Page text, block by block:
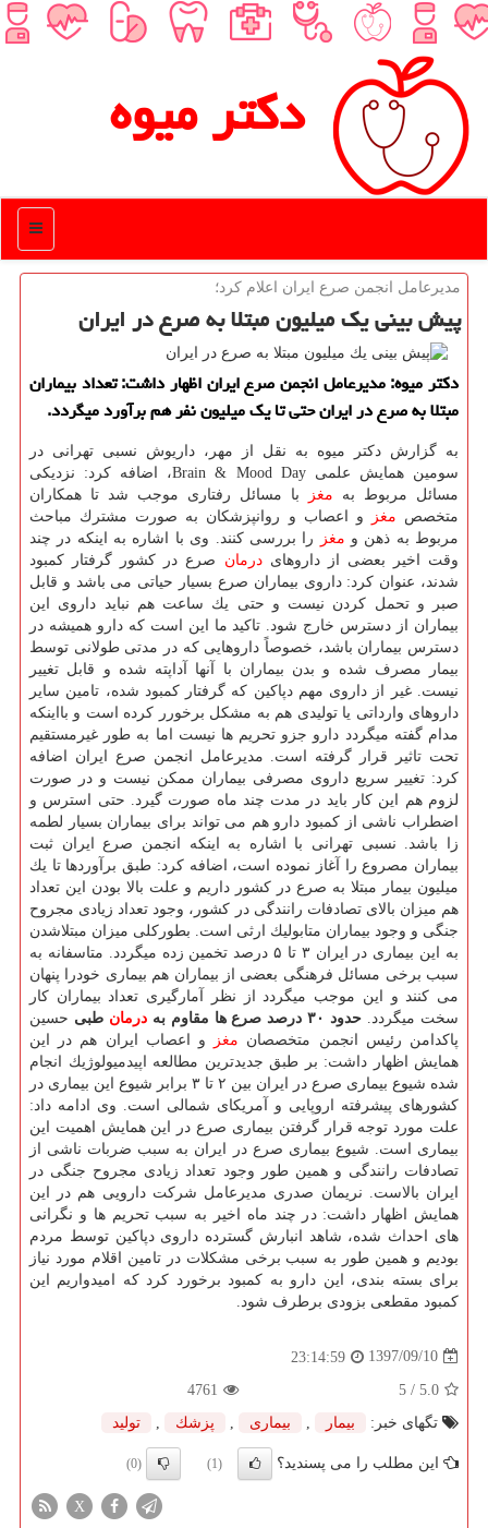
دكتر میوه
منو
مدیرعامل انجمن صرع ایران اعلام كرد؛
پیش بینی یك میلیون مبتلا به صرع در ایران
دكتر میوه: مدیرعامل انجمن صرع ایران اظهار داشت: تعداد بیماران
مبتلا به صرع در ایران حتی تا یك میلیون نفر هم برآورد میگردد.
به گزارش دكتر میوه به نقل از مهر، داریوش نسبی تهرانی در
سومین همایش علمی Brain & Mood Day، اضافه كرد: نزدیكی
مسائل مربوط به مغز
با مسائل رفتاری موجب شد تا همكاران
متخصص مغز
و اعصاب و روانپزشكان به صورت مشترك مباحث
مربوط به ذهن و مغز
را بررسی كنند. وی با اشاره به اینكه در چند
وقت اخیر بعضی از داروهایدرمان صرع در كشور گرفتار كمبود
شدند، عنوان كرد: داروی بیماران صرع بسیار حیاتی می باشد و قابل
صبر و تحمل كردن نیست و حتی یك ساعت هم نباید داروی این
بیماران از دسترس خارج شود. تاكید ما این است كه دارو همیشه در
دسترس بیماران باشد، خصوصاً داروهایی كه در مدتی طولانی توسط
بیمار مصرف شده و بدن بیماران با آنها آداپته شده و قابل تغییر
نیست. غیر از داروی مهم دپاكین كه گرفتار كمبود شده، تامین سایر
داروهای وارداتی یا تولیدی هم به مشكل برخورر كرده است و بااینكه
مدام گفته میگردد دارو جزو تحریم ها نیست اما به طور غیرمستقیم
تحت تاثیر قرار گرفته است. مدیرعامل انجمن صرع ایران اضافه
كرد: تغییر سریع داروی مصرفی بیماران ممكن نیست و در صورت
لزوم هم این كار باید در مدت چند ماه صورت گیرد. حتی استرس و
اضطراب ناشی از كمبود دارو هم می تواند برای بیماران بسیار لطمه
زا باشد. نسبی تهرانی با اشاره به اینكه انجمن صرع ایران ثبت
بیماران مصروع را آغاز نموده است، اضافه كرد: طبق برآوردها تا یك
میلیون بیمار مبتلا به صرع در كشور داریم و علت بالا بودن این تعداد
هم میزان بالای تصادفات رانندگی در كشور، وجود تعداد زیادی مجروح
جنگی و وجود بیماران متابولیك ارثی است. بطوركلی میزان مبتلاشدن
به این بیماری در ایران ۳ تا ۵ درصد تخمین زده میگردد. متاسفانه به
سبب برخی مسائل فرهنگی بعضی از بیماران هم بیماری خودرا پنهان
می كنند و این موجب میگردد از نظر آمارگیری تعداد بیماران كار
سخت میگردد. حدود ۳۰ درصد صرع ها مقاوم به درمان طبی حسین
پاكدامن رئیس انجمن متخصصان مغز
و اعصاب ایران هم در این
همایش اظهار داشت: بر طبق جدیدترین مطالعه اپیدمیولوژیك انجام
شده شیوع بیماری صرع در ایران بین ۲ تا ۳ برابر شیوع این بیماری در
كشورهای پیشرفته اروپایی و آمریكای شمالی است. وی ادامه داد:
علت مورد توجه قرار گرفتن بیماری صرع در این همایش اهمیت این
بیماری است. شیوع بیماری صرع در ایران به سبب ضربات ناشی از
تصادفات رانندگی و همین طور وجود تعداد زیادی مجروح جنگی در
ایران بالاست. نریمان صدری مدیرعامل شركت دارویی هم در این
همایش اظهار داشت: در چند ماه اخیر به سبب تحریم ها و نگرانی
های احداث شده، شاهد انبارش گسترده داروی دپاكین توسط مردم
بودیم و همین طور به سبب برخی مشكلات در تامین اقلام مورد نیاز
برای بسته بندی، این دارو به كمبود برخورد كرد كه امیدواریم این
كمبود مقطعی بزودی برطرف شود.
1397/09/10
23:14:59
5.0
/ 5
4761
تگهای خبر:
بیمار بیماری پزشك تولید
این مطلب را می پسندید؟ (1)
(0)
X